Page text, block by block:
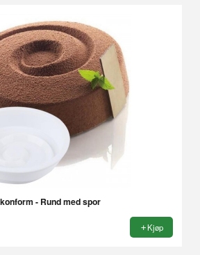
- Rund med spor
Kjøp